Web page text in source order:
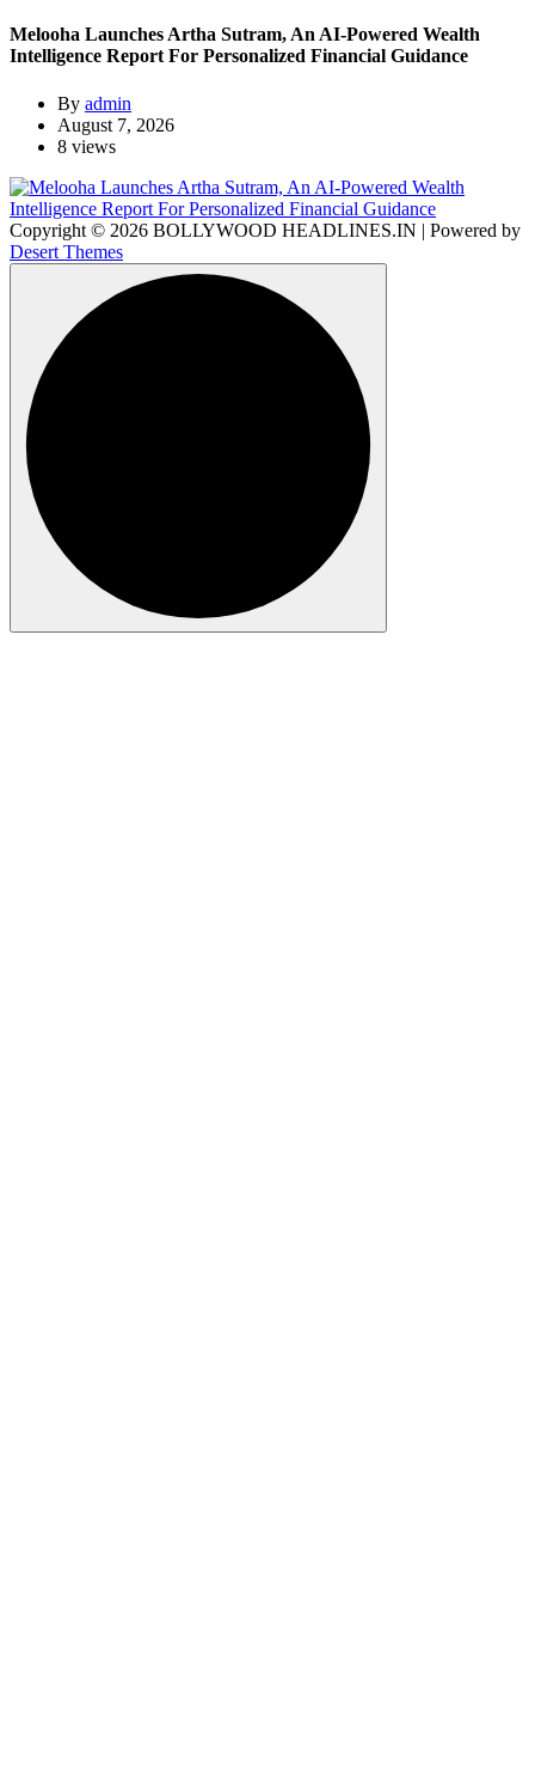
Melooha Launches Artha Sutram, An AI-Powered Wealth
Intelligence Report For Personalized Financial Guidance
By admin
August 7, 2026
8 views
Copyright © 2026 BOLLYWOOD HEADLINES.IN | Powered by
Desert Themes